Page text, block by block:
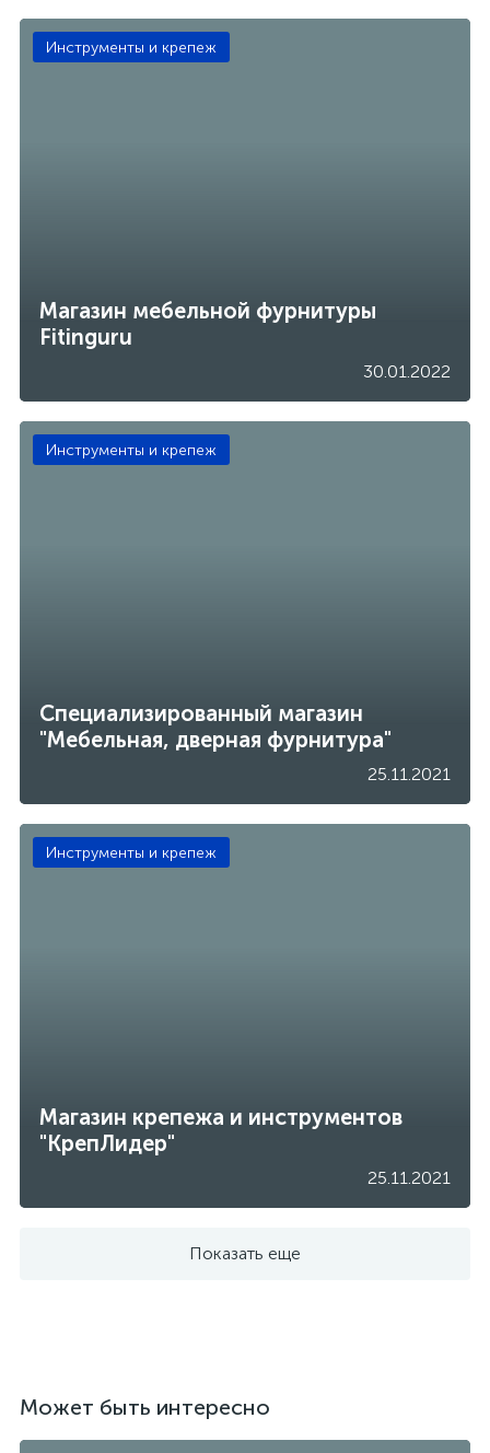
Магазин мебельной фурнитуры
Fitinguru
30.01.2022
Инструменты и крепеж
Специализированный магазин
"Мебельная, дверная фурнитура"
25.11.2021
Инструменты и крепеж
Магазин крепежа и инструментов
"КрепЛидер"
25.11.2021
Инструменты и крепеж
Показать еще
Может быть интересно